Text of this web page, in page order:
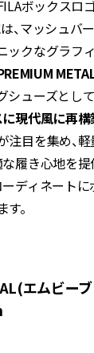
ボックスロ
、マッシュバ
ックなグラフ
シューズとし
現代風に再
注目を集め、
履き心地を提
ディネートに
。
エムビー